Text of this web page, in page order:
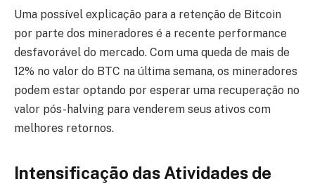
Uma possível explicação para a retenção de Bitcoin
por parte dos mineradores é a recente performance
desfavorável do mercado. Com uma queda de mais de
12% no valor do BTC na última semana, os mineradores
podem estar optando por esperar uma recuperação no
valor pós-halving para venderem seus ativos com
melhores retornos.
Intensificação das Atividades de